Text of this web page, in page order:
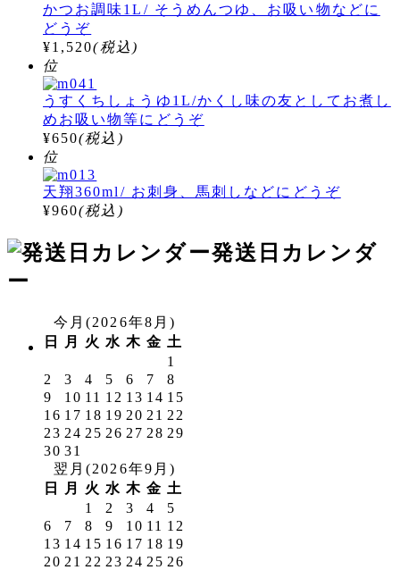
かつお調味1L/ そうめんつゆ、お吸い物などに
どうぞ
¥1,520(税込)
位
うすくちしょうゆ1L/かくし味の友としてお煮し
めお吸い物等にどうぞ
¥650(税込)
位
天翔360ml/ お刺身、馬刺しなどにどうぞ
¥960(税込)
発送日カレンダ
ー
今月(2026年8月)
日
月 火 水 木 金 土
1
2
3 4 5 6 7
8
9
10 11 12 13 14 15
16 17 18 19 20 21 22
23 24 25 26 27 28 29
30 31
翌月(2026年9月)
日
月 火 水 木 金 土
1
2 3 4
5
6
7 8 9 10 11 12
13 14 15 16 17 18 19
20 21 22 23 24 25 26